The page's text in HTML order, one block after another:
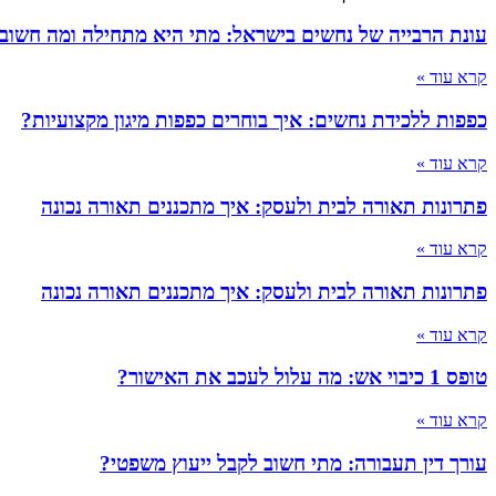
עונת הרבייה של נחשים בישראל: מתי היא מתחילה ומה
קרא עוד »
כפפות ללכידת נחשים: איך בוחרים כפפות מיגון מקצועיות?
קרא עוד »
פתרונות תאורה לבית ולעסק: איך מתכננים תאורה נכונה
קרא עוד »
פתרונות תאורה לבית ולעסק: איך מתכננים תאורה נכונה
קרא עוד »
טופס 1 כיבוי אש: מה עלול לעכב את האישור?
קרא עוד »
עורך דין תעבורה: מתי חשוב לקבל ייעוץ משפטי?